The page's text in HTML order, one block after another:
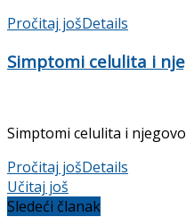
Pročitaj jošDetails
Simptomi celulita i
Simptomi celulita i
Pročitaj jošDetails
Učitaj još
Sledeći članak